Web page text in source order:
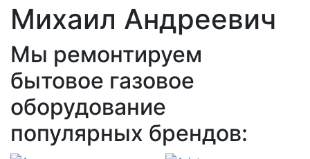
Михаил Андреевич
Мы ремонтируем
бытовое газовое
оборудование
популярных брендов: